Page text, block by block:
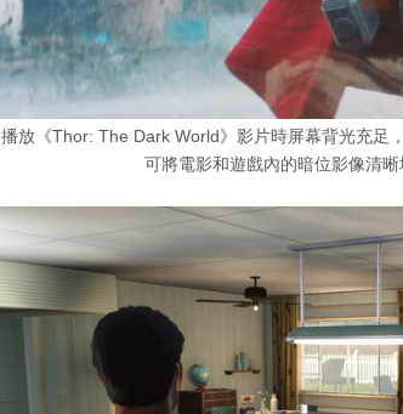
播放《Thor: The Dark World》影片時屏幕背光充足
可將電影和遊戲內的暗位影像清晰